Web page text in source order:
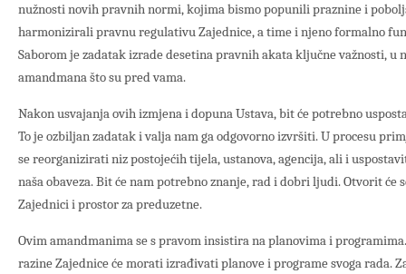
nužnosti novih pravnih normi, kojima bismo popunili praznine i
harmonizirali pravnu regulativu Zajednice, a time i njeno formalno
Saborom je zadatak izrade desetina pravnih akata ključne važnosti, u
amandmana što su pred vama.
Nakon usvajanja ovih izmjena i dopuna Ustava, bit će potrebno
To je ozbiljan zadatak i valja nam ga odgovorno izvršiti. U procesu
se reorganizirati niz postojećih tijela, ustanova, agencija, ali i
naša obaveza. Bit će nam potrebno znanje, rad i dobri ljudi. Otvorit će
Zajednici i prostor za preduzetne.
Ovim amandmanima se s pravom insistira na planovima i programima.
razine Zajednice će morati izrađivati planove i programe svoga rada.